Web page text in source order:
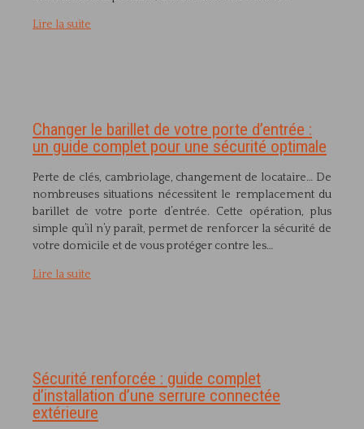
Lire la suite
Changer le barillet de votre porte d’entrée :
un guide complet pour une sécurité optimale
Perte de clés, cambriolage, changement de locataire… De
nombreuses situations nécessitent le remplacement du
barillet de votre porte d’entrée. Cette opération, plus
simple qu’il n’y paraît, permet de renforcer la sécurité de
votre domicile et de vous protéger contre les…
Lire la suite
Sécurité renforcée : guide complet
d’installation d’une serrure connectée
extérieure